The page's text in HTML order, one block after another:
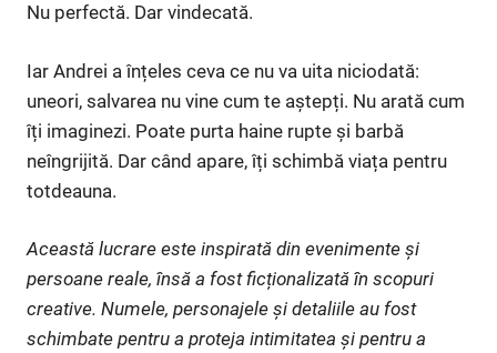
Nu perfectă. Dar vindecată.
Iar Andrei a înțeles ceva ce nu va uita niciodată:
uneori, salvarea nu vine cum te aștepți. Nu arată cum
îți imaginezi. Poate purta haine rupte și barbă
neîngrijită. Dar când apare, îți schimbă viața pentru
totdeauna.
Această lucrare este inspirată din evenimente și
persoane reale, însă a fost ficționalizată în scopuri
creative. Numele, personajele și detaliile au fost
schimbate pentru a proteja intimitatea și pentru a